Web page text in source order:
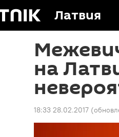
Латвия
на
18:33 28.02.2017